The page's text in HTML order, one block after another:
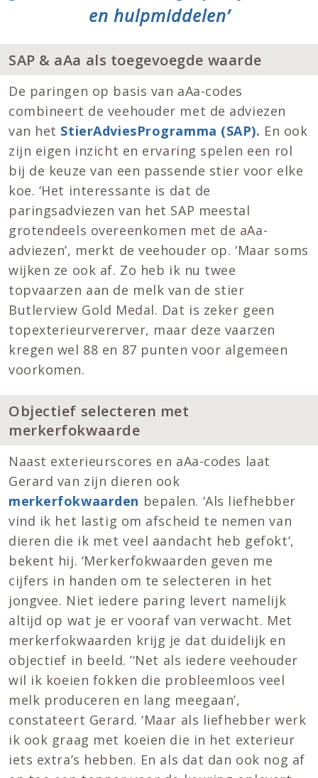
en hulpmiddelen’
SAP & aAa als toegevoegde waarde
De paringen op basis van aAa-codes
combineert de veehouder met de adviezen
van het StierAdviesProgramma (SAP). En ook
zijn eigen inzicht en ervaring spelen een rol
bij de keuze van een passende stier voor elke
koe. ‘Het interessante is dat de
paringsadviezen van het SAP meestal
grotendeels overeenkomen met de aAa-
adviezen’, merkt de veehouder op. ‘Maar soms
wijken ze ook af. Zo heb ik nu twee
topvaarzen aan de melk van de stier
Butlerview Gold Medal. Dat is zeker geen
topexterieurvererver, maar deze vaarzen
kregen wel 88 en 87 punten voor algemeen
voorkomen.
Objectief selecteren met
merkerfokwaarde
Naast exterieurscores en aAa-codes laat
Gerard van zijn dieren ook
merkerfokwaarden bepalen. ‘Als liefhebber
vind ik het lastig om afscheid te nemen van
dieren die ik met veel aandacht heb gefokt’,
bekent hij. ‘Merkerfokwaarden geven me
cijfers in handen om te selecteren in het
jongvee. Niet iedere paring levert namelijk
altijd op wat je er vooraf van verwacht. Met
merkerfokwaarden krijg je dat duidelijk en
objectief in beeld. ’‘Net als iedere veehouder
wil ik koeien fokken die probleemloos veel
melk produceren en lang meegaan’,
constateert Gerard. ‘Maar als liefhebber werk
ik ook graag met koeien die in het exterieur
iets extra’s hebben. En als dat dan ook nog af